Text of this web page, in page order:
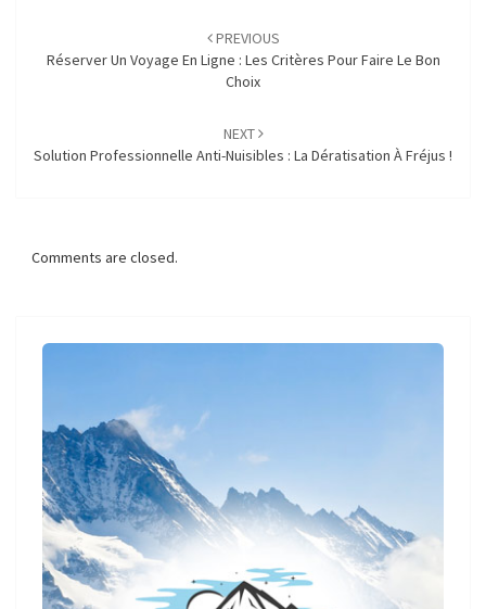
navigation
PREVIOUS
Réserver Un Voyage En Ligne : Les Critères Pour Faire Le Bon
Choix
NEXT
Solution Professionnelle Anti-Nuisibles : La Dératisation À Fréjus !
Comments are closed.